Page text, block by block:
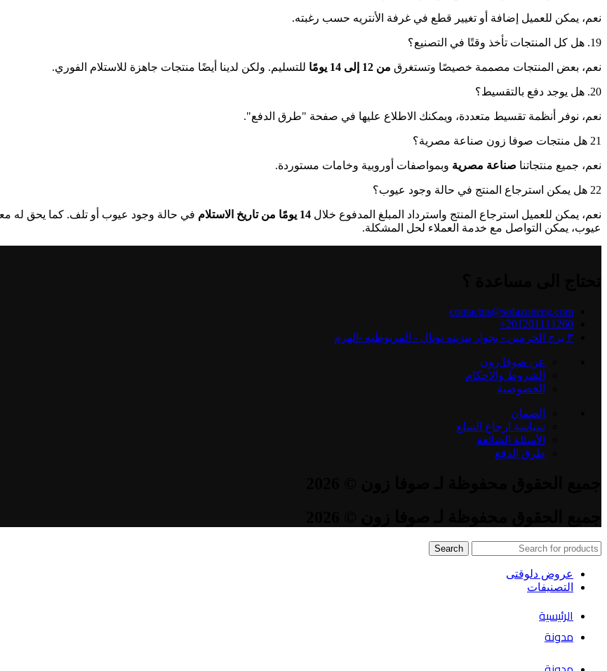
نعم، يمكن للعميل إضافة أو تغيير قطع في غرفة الأنتريه حسب رغبته.
19. هل كل المنتجات تأخذ وقتًا في التصنيع؟
نعم، بعض المنتجات مصممة خصيصًا وتستغرق من 12 إلى 14 يومًا للتسليم. ولكن لدينا أيضًا منتجات جاهزة للاستلام الفوري.
20. هل يوجد دفع بالتقسيط؟
نعم، نوفر أنظمة تقسيط متعددة، ويمكنك الاطلاع عليها في صفحة "طرق الدفع".
21 هل منتجات صوفا زون صناعة مصرية؟
نعم، جميع منتجاتنا صناعة مصرية وبمواصفات أوروبية وخامات مستوردة.
22 هل يمكن استرجاع المنتج في حالة وجود عيوب؟
نعم، يمكن للعميل استرجاع المنتج واسترداد المبلغ المدفوع خلال 14 يومًا من تاريخ الاستلام في حالة وجود عيوب أو تلف. كما يحق له
عيوب، يمكن التواصل مع خدمة العملاء لحل المشكلة.
contactus@sofazoneeg.com
201201111260+
٣ برج الحرمين - بجوار بنزينه توتال - المريوطية -الهرم
عن صوفا زون
الشروط والاحكام
الخصوصية
الضمان
سياسة ارجاع السلع
الأسئلة الشائعة
طرق الدفع
Search
عروض دلوقتى
التصنيفات
الرئيسية
مدونة